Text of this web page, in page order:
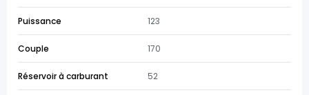
Puissance 123
Couple 170
Réservoir à carburant 52